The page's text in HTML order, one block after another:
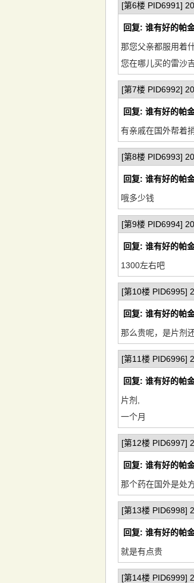
[第6楼 PID6991]
回复: 谁有好的帕
那您父亲都服用着
您在哪儿买的雷沙
[第7楼 PID6992]
回复: 谁有好的帕
有亲戚在国外帮着
[第8楼 PID6993]
回复: 谁有好的帕
哦多少钱
[第9楼 PID6994]
回复: 谁有好的帕
1300左右吧
[第10楼 PID6995]
回复: 谁有好的帕
那么贵呢，是片剂
[第11楼 PID6996]
回复: 谁有好的帕
片剂,
一个月
[第12楼 PID6997]
回复: 谁有好的帕
那个药在国外是处
[第13楼 PID6998]
回复: 谁有好的帕
就是有点贵
[第14楼 PID6999]